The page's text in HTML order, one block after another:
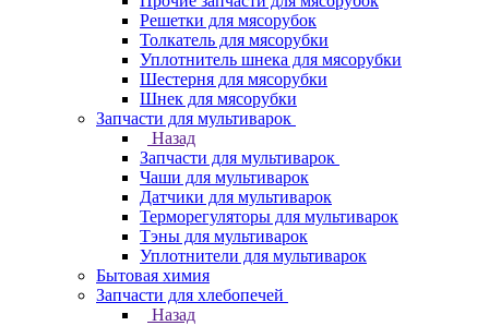
Решетки для мясорубок
Толкатель для мясорубки
Уплотнитель шнека для мясорубки
Шестерня для мясорубки
Шнек для мясорубки
Запчасти для мультиварок
Назад
Запчасти для мультиварок
Чаши для мультиварок
Датчики для мультиварок
Терморегуляторы для мультиварок
Тэны для мультиварок
Уплотнители для мультиварок
Бытовая химия
Запчасти для хлебопечей
Назад